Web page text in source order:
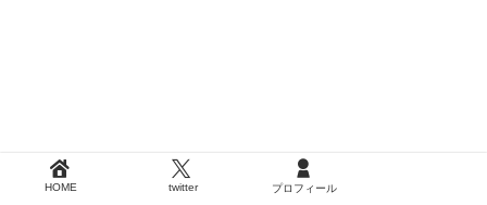
HOME twitter プロフィール